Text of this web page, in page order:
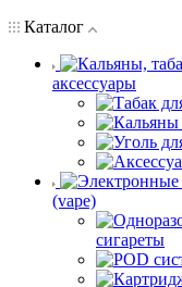
Каталог
аксессуары
(vape)
сигареты